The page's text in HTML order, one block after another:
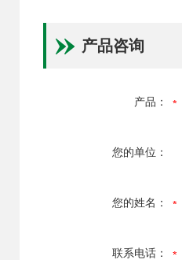
产品咨询
产品：
您的单位：
您的姓名：
联系电话：